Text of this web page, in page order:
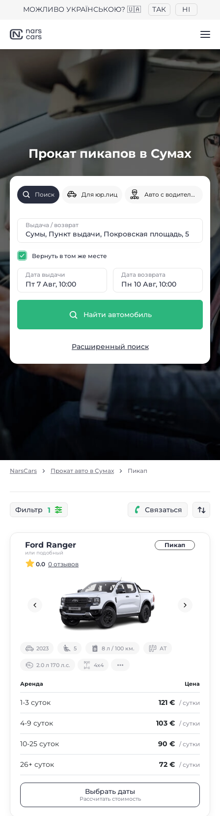
МОЖЛИВО УКРАЇНСЬКОЮ? 🇺🇦 ТАК НІ
Прокат пикапов в Сумах
Поиск Для юр.лиц Авто с водителем
Выдача / возврат
Пт 7 Авг, 10:00
Дата выдачи
Пн 10 Авг, 10:00
Дата возврата
Вернуть в том же месте
Найти автомобиль
Расширенный поиск
NarsCars Прокат авто в Сумах Пикап
Фильтр 1 Связаться
Ford Ranger
или подобный
Пикап
0.0 0 отзывов
2023 5 8 л / 100 км. АТ
2.0 л 170 л.с. 4х4
Аренда Цена
1-3 суток 121 € / сутки
4-9 суток 103 € / сутки
10-25 суток 90 € / сутки
26+ суток 72 € / сутки
Выбрать даты
Рассчитать стоимость